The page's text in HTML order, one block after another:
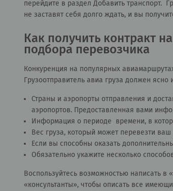
перейдите в раздел Добавить транспорт.
не заставят себя долго ждать, и вы
Как получить контракт
подбора перевозчика
Конкуренция на популярных
Грузоотправитель авиа груза должен
Страны и аэропорты отправления и
аэропортов. Предоставленная вами
Информация о периоде времени, в
Вес груза, который может перевезти
Если вы способны оказать
Обязательно укажите несколько
Воспользуйтесь возможностью написать
«консультанты», чтобы описать все